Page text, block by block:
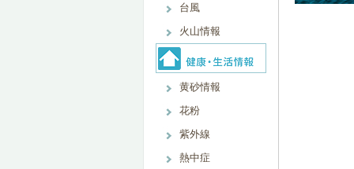
台風
火山情報
黄砂情報
花粉
紫外線
熱中症